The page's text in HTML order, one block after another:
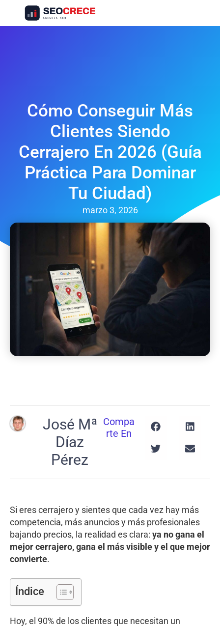
Cómo Conseguir Más
Clientes Siendo
Cerrajero En 2026 (Guía
Práctica Para Dominar
Tu Ciudad)
marzo 3, 2026
José Mª
Díaz
Pérez
Compa
Rte En
Si eres cerrajero y sientes que cada vez hay más
competencia, más anuncios y más profesionales
bajando precios, la realidad es clara: ya no gana el
mejor cerrajero, gana el más visible y el que mejor
convierte.
Índice
Hoy, el 90% de los clientes que necesitan un